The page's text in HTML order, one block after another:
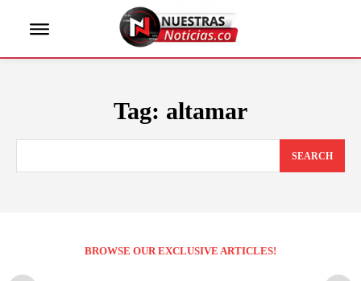
Tag: altamar
SEARCH
BROWSE OUR EXCLUSIVE ARTICLES!